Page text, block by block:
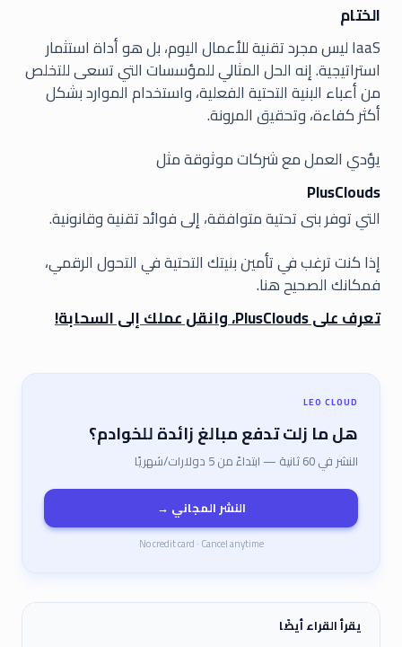
الختام
IaaS ليس مجرد تقنية للأعمال اليوم، بل هو أداة استثمار
استراتيجية. إنه الحل المثالي للمؤسسات التي تسعى للتخلص
من أعباء البنية التحتية الفعلية، واستخدام الموارد بشكل
أكثر كفاءة، وتحقيق المرونة.
يؤدي العمل مع شركات موثوقة مثل
PlusClouds
التي توفر بنى تحتية متوافقة، إلى فوائد تقنية وقانونية.
إذا كنت ترغب في تأمين بنيتك التحتية في التحول الرقمي،
فمكانك الصحيح هنا.
تعرف على PlusClouds، وانقل عملك إلى السحابة!
LEO CLOUD
هل ما زلت تدفع مبالغ زائدة للخوادم؟
النشر في 60 ثانية — ابتداءً من 5 دولارات/شهريًا
النشر المجاني →
No credit card · Cancel anytime
يقرأ القراء أيضًا